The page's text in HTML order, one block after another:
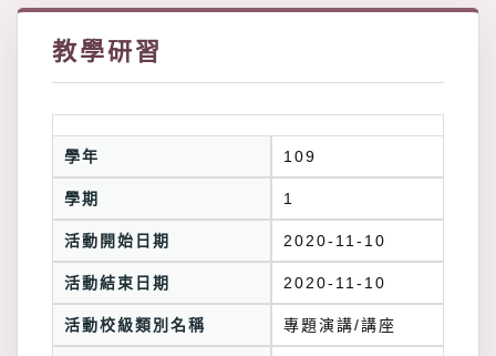
教學研習
學年 109
學期 1
活動開始日期 2020-11-10
活動結束日期 2020-11-10
活動校級類別名稱 專題演講/講座